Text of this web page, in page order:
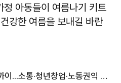
아동들이 여름나기 키트
강한 여름을 보내길 바란
밀양시, 시민 곁으로 더 가까이...소통·청년창업·노동권익 지원 확대